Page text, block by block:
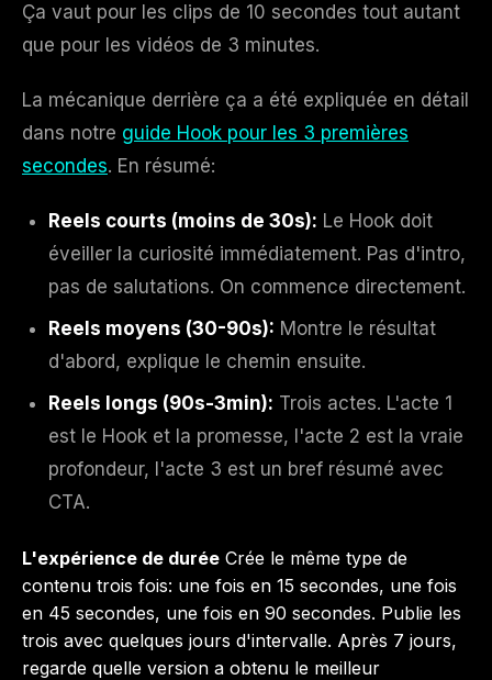
Ça vaut pour les clips de 10 secondes tout autant
que pour les vidéos de 3 minutes.
La mécanique derrière ça a été expliquée en détail
dans notre guide Hook pour les 3 premières
secondes. En résumé:
Reels courts (moins de 30s): Le Hook doit
éveiller la curiosité immédiatement. Pas d'intro,
pas de salutations. On commence directement.
Reels moyens (30-90s): Montre le résultat
d'abord, explique le chemin ensuite.
Reels longs (90s-3min): Trois actes. L'acte 1
est le Hook et la promesse, l'acte 2 est la vraie
profondeur, l'acte 3 est un bref résumé avec
CTA.
L'expérience de durée Crée le même type de
contenu trois fois: une fois en 15 secondes, une fois
en 45 secondes, une fois en 90 secondes. Publie les
trois avec quelques jours d'intervalle. Après 7 jours,
regarde quelle version a obtenu le meilleur